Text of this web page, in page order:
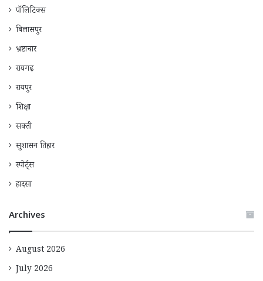
पॉलिटिक्स
बिलासपुर
भ्रष्टाचार
रायगढ़
रायपुर
शिक्षा
सक्ती
सुशासन तिहार
स्पोर्ट्स
हादसा
Archives
August 2026
July 2026